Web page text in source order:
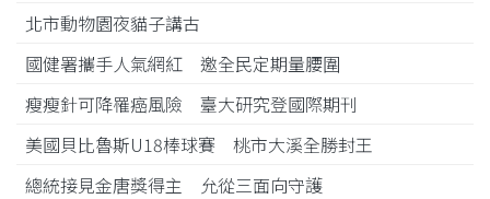
北市動物園夜貓子講古
國健署攜手人氣網紅 邀全民定期量腰圍
瘦瘦針可降罹癌風險 臺大研究登國際期刊
美國貝比魯斯U18棒球賽 桃市大溪全勝封王
總統接見金唐獎得主 允從三面向守護